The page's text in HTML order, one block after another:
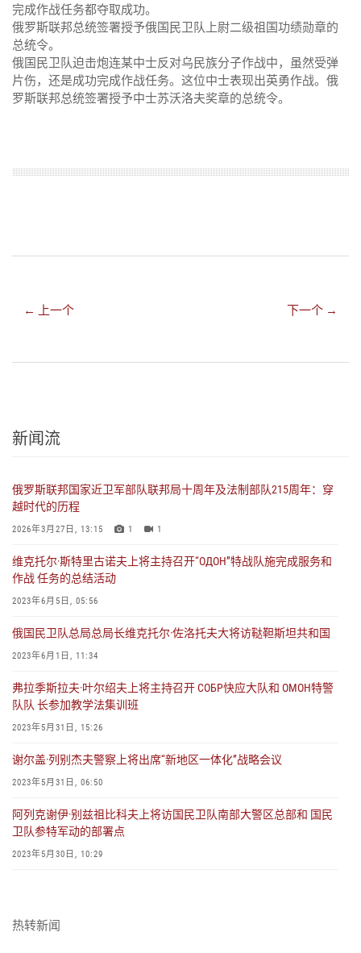
完成作战任务都夺取成功。
俄罗斯联邦总统签署授予俄国民卫队上尉二级祖国功绩勋章的
总统令。
俄国民卫队迫击炮连某中士反对乌民族分子作战中，虽然受弹
片伤，还是成功完成作战任务。这位中士表现出英勇作战。俄
罗斯联邦总统签署授予中士苏沃洛夫奖章的总统令。
← 上一个 下一个 →
新闻流
俄罗斯联邦国家近卫军部队联邦局十周年及法制部队215周年：穿
越时代的历程
2026年3月27日, 13:15 1 1
维克托尔·斯特里古诺夫上将主持召开“ОДОН”特战队施完成服务和
作战 任务的总结活动
2023年6月5日, 05:56
俄国民卫队总局总局长维克托尔·佐洛托夫大将访鞑靼斯坦共和国
2023年6月1日, 11:34
弗拉季斯拉夫·叶尔绍夫上将主持召开 СОБР快应大队和 ОМОН特警
队队 长参加教学法集训班
2023年5月31日, 15:26
谢尔盖·列别杰夫警察上将出席“新地区一体化”战略会议
2023年5月31日, 06:50
阿列克谢伊·别兹祖比科夫上将访国民卫队南部大警区总部和 国民
卫队参特军动的部署点
2023年5月30日, 10:29
热转新闻